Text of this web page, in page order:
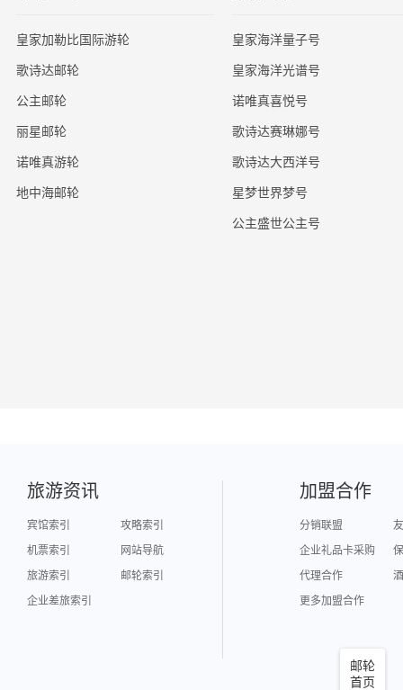
皇家加勒比国际游轮
歌诗达邮轮
公主邮轮
丽星邮轮
诺唯真游轮
地中海邮轮
皇家海洋量子号
皇家海洋光谱号
诺唯真喜悦号
歌诗达赛琳娜号
歌诗达大西洋号
星梦世界梦号
公主盛世公主号
邮轮
首页
旅游资讯
宾馆索引
攻略索引
机票索引
网站导航
旅游索引
邮轮索引
企业差旅索引
加盟合作
分销联盟
企业礼品卡采购
代理合作
更多加盟合作